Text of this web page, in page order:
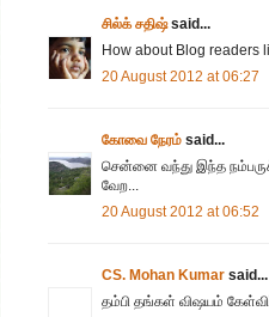
சில்க் சதிஷ்said...
How about Blog readers
20 August 2012 at 06:27
கோவை நேரம் said...
சென்னை வந்து இந்த
வேற...
20 August 2012 at 06:52
CS. Mohan Kumar said...
தம்பி தங்கள் விஷயம்